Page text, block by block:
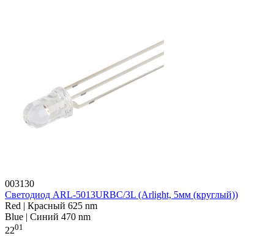
003130
Светодиод ARL-5013URBC/3L (Arlight, 5мм (круглый))
Red | Красный 625 nm
Blue | Синий 470 nm
2201